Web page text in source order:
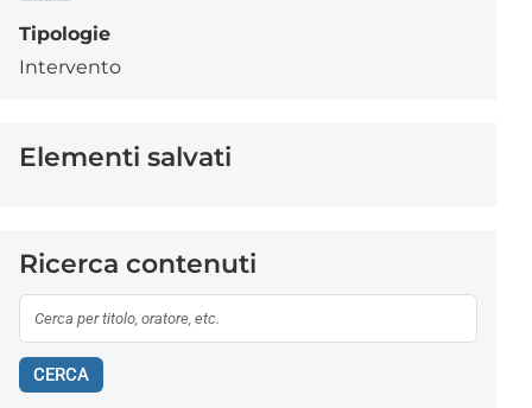
Tipologie
Intervento
Elementi salvati
Ricerca contenuti
CERCA